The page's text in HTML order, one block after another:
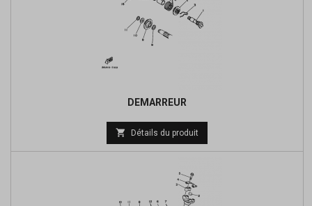
DEMARREUR
Prix
de
 Détails du produit